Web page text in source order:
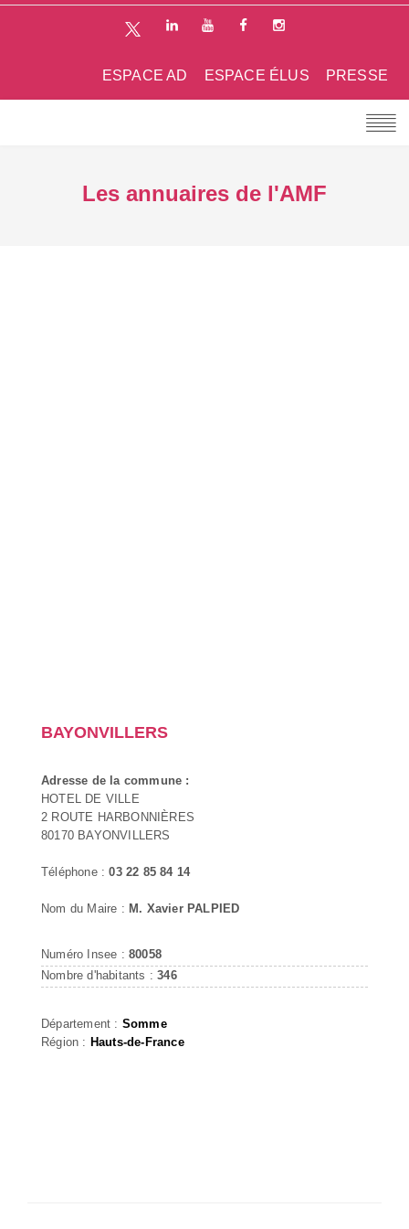
PRESSE
ESPACE ÉLUS
ESPACE AD
Les annuaires de l'AMF
BAYONVILLERS
Adresse de la commune :
HOTEL DE VILLE
2 ROUTE HARBONNIÈRES
80170 BAYONVILLERS
Téléphone :03 22 85 84 14
Nom du Maire : M. Xavier PALPIED
Numéro Insee : 80058
Nombre d'habitants :346
Département : Somme
Région : Hauts-de-France